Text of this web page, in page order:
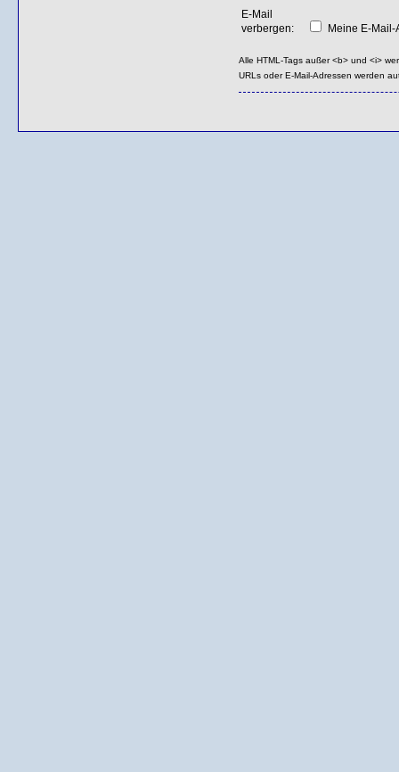
E-Mail
verbergen:
Meine E-
Alle HTML-Tags außer <b> und <i>
URLs oder E-Mail-Adressen werden